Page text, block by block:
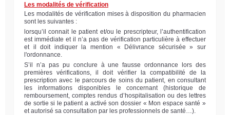
Les modalités de vérification
Les modalités de vérification mises à disposition du pharmacien
sont les suivantes :
lorsqu’il connait le patient et/ou le prescripteur, l’authentification
est immédiate et il n’a pas de vérification particulière à effectuer
et il doit indiquer la mention « Délivrance sécurisée » sur
l'ordonnance.
S’il n’a pas pu conclure à une fausse ordonnance lors des
premières vérifications, il doit vérifier la compatibilité de la
prescription avec le parcours de soins du patient, en consultant
les informations disponibles le concernant (historique de
remboursement, comptes rendus d’hospitalisation ou des lettres
de sortie si le patient a activé son dossier « Mon espace santé »
et autorisé sa consultation par les professionnels de santé…).